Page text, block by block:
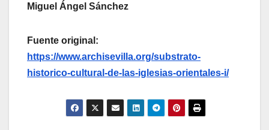
Miguel Ángel Sánchez
Fuente original:
https://www.archisevilla.org/substrato-
historico-cultural-de-las-iglesias-orientales-i/